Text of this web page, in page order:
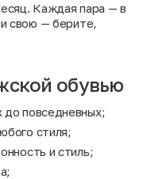
Каждая пара — в
свою — берите,
обувью
до повседневных;
стиля;
и стиль;